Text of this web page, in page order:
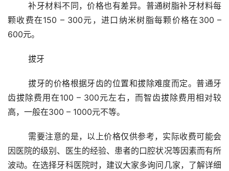
	补牙材料不同，价格也有差异。普通树脂补牙材料每
颗收费在150 – 300元，进口纳米树脂每颗价格在300 –
600元。
	拔牙
	拔牙的价格根据牙齿的位置和拔除难度而定。普通牙
齿拔除费用在100 – 300元左右，而智齿拔除费用相对较
高，一般在300 – 1000元不等。
因医院的级别、医生的经验、患者的口腔状况等因素而有所
波动。在选择牙科医院时，建议大家多询问几家，了解详细